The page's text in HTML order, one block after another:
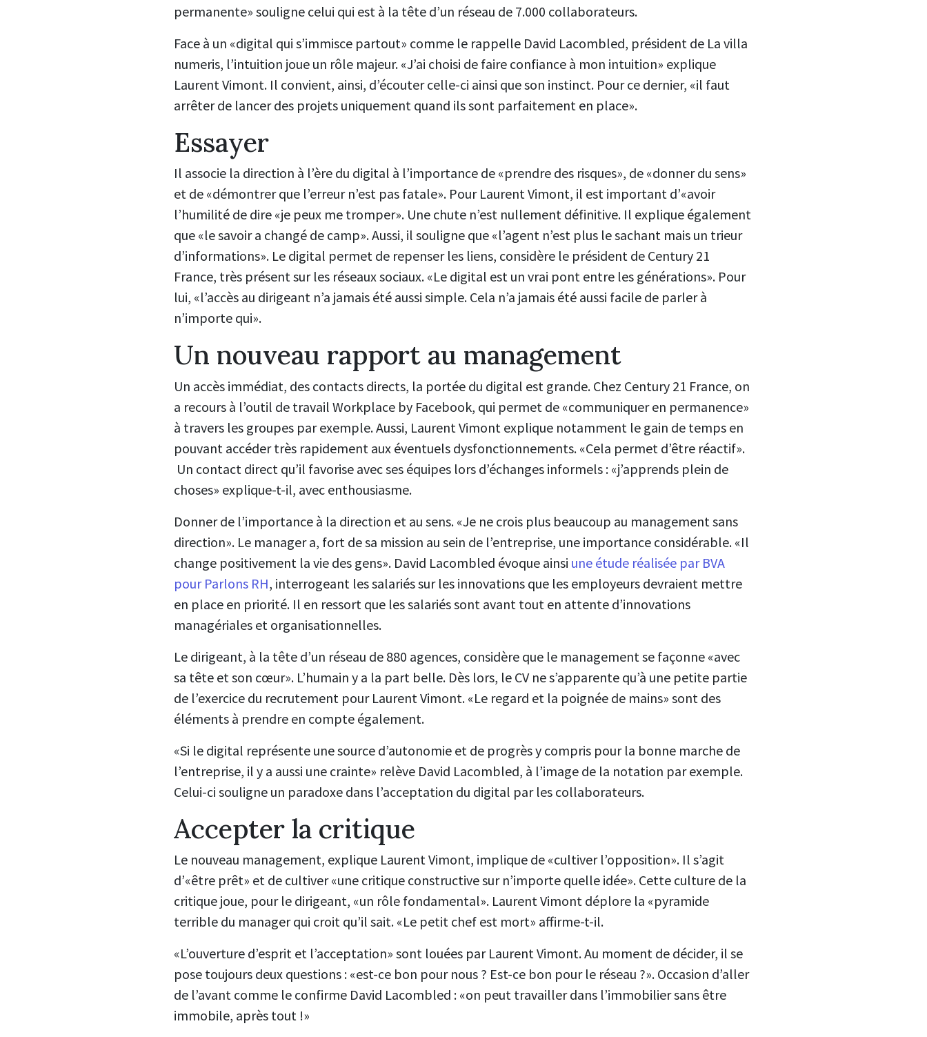
permanente» souligne celui qui est à la tête d’un réseau de 7.000 collaborateurs.
Face à un «digital qui s’immisce partout» comme le rappelle David Lacombled, président de La villa
numeris, l’intuition joue un rôle majeur. «J’ai choisi de faire confiance à mon intuition» explique
Laurent Vimont. Il convient, ainsi, d’écouter celle-ci ainsi que son instinct. Pour ce dernier, «il faut
arrêter de lancer des projets uniquement quand ils sont parfaitement en place».
Essayer
Il associe la direction à l’ère du digital à l’importance de «prendre des risques», de «donner du sens»
et de «démontrer que l’erreur n’est pas fatale». Pour Laurent Vimont, il est important d’«avoir
l’humilité de dire «je peux me tromper». Une chute n’est nullement définitive. Il explique également
que «le savoir a changé de camp». Aussi, il souligne que «l’agent n’est plus le sachant mais un trieur
d’informations». Le digital permet de repenser les liens, considère le président de Century 21
France, très présent sur les réseaux sociaux. «Le digital est un vrai pont entre les générations». Pour
lui, «l’accès au dirigeant n’a jamais été aussi simple. Cela n’a jamais été aussi facile de parler à
n’importe qui».
Un nouveau rapport au management
Un accès immédiat, des contacts directs, la portée du digital est grande. Chez Century 21 France, on
a recours à l’outil de travail Workplace by Facebook, qui permet de «communiquer en permanence»
à travers les groupes par exemple. Aussi, Laurent Vimont explique notamment le gain de temps en
pouvant accéder très rapidement aux éventuels dysfonctionnements. «Cela permet d’être réactif».
Un contact direct qu’il favorise avec ses équipes lors d’échanges informels : «j’apprends plein de
choses» explique-t-il, avec enthousiasme.
Donner de l’importance à la direction et au sens. «Je ne crois plus beaucoup au management sans
direction». Le manager a, fort de sa mission au sein de l’entreprise, une importance considérable. «Il
change positivement la vie des gens». David Lacombled évoque ainsi une étude réalisée par BVA
pour Parlons RH, interrogeant les salariés sur les innovations que les employeurs devraient mettre
en place en priorité. Il en ressort que les salariés sont avant tout en attente d’innovations
managériales et organisationnelles.
Le dirigeant, à la tête d’un réseau de 880 agences, considère que le management se façonne «avec
sa tête et son cœur». L’humain y a la part belle. Dès lors, le CV ne s’apparente qu’à une petite partie
de l’exercice du recrutement pour Laurent Vimont. «Le regard et la poignée de mains» sont des
éléments à prendre en compte également.
«Si le digital représente une source d’autonomie et de progrès y compris pour la bonne marche de
l’entreprise, il y a aussi une crainte» relève David Lacombled, à l’image de la notation par exemple.
Celui-ci souligne un paradoxe dans l’acceptation du digital par les collaborateurs.
Accepter la critique
Le nouveau management, explique Laurent Vimont, implique de «cultiver l’opposition». Il s’agit
d’«être prêt» et de cultiver «une critique constructive sur n’importe quelle idée». Cette culture de la
critique joue, pour le dirigeant, «un rôle fondamental». Laurent Vimont déplore la «pyramide
terrible du manager qui croit qu’il sait. «Le petit chef est mort» affirme-t-il.
«L’ouverture d’esprit et l’acceptation» sont louées par Laurent Vimont. Au moment de décider, il se
pose toujours deux questions : «est-ce bon pour nous ? Est-ce bon pour le réseau ?». Occasion d’aller
de l’avant comme le confirme David Lacombled : «on peut travailler dans l’immobilier sans être
immobile, après tout !»